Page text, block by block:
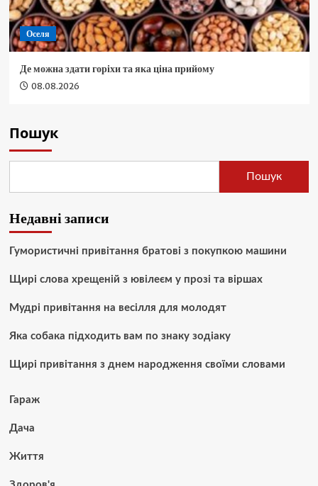
Оселя
Де можна здати горіхи та яка ціна прийому
08.08.2026
Пошук
Пошук
Недавні записи
Гумористичні привітання братові з покупкою машини
Щирі слова хрещеній з ювілеєм у прозі та віршах
Мудрі привітання на весілля для молодят
Яка собака підходить вам по знаку зодіаку
Щирі привітання з днем народження своїми словами
Гараж
Дача
Життя